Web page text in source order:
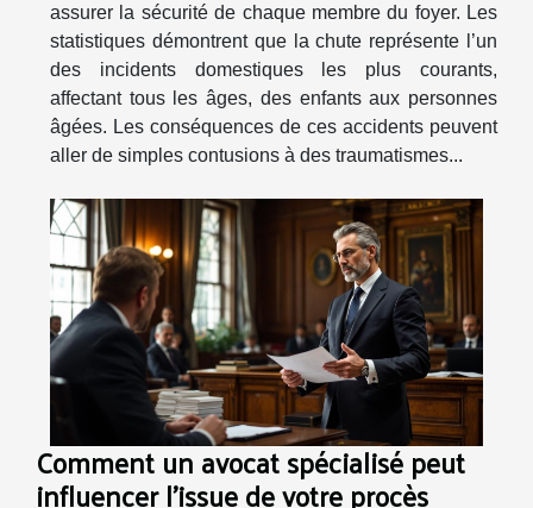
assurer la sécurité de chaque membre du foyer. Les
statistiques démontrent que la chute représente l’un
des incidents domestiques les plus courants,
affectant tous les âges, des enfants aux personnes
âgées. Les conséquences de ces accidents peuvent
aller de simples contusions à des traumatismes...
Comment un avocat spécialisé peut
influencer l'issue de votre procès